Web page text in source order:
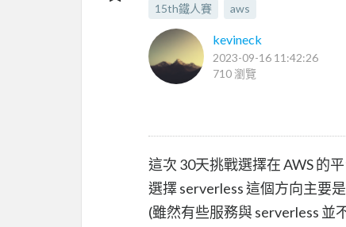
15th鐵人賽 aws
kevineck
2023-09-16 11:42:26
710 瀏覽
這次 30天挑戰選擇在 AWS 的
選擇 serverless 這個方向主要
(雖然有些服務與 serverless 並